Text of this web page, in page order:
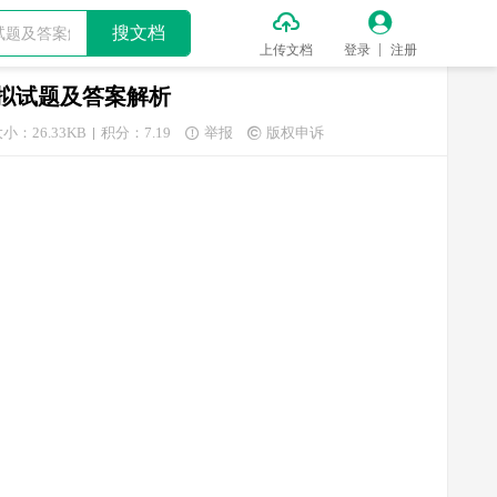
搜文档 
上传文档

登录 注册
试题及答案解析
小：26.33KB 积分：7.19  举报  版权申诉